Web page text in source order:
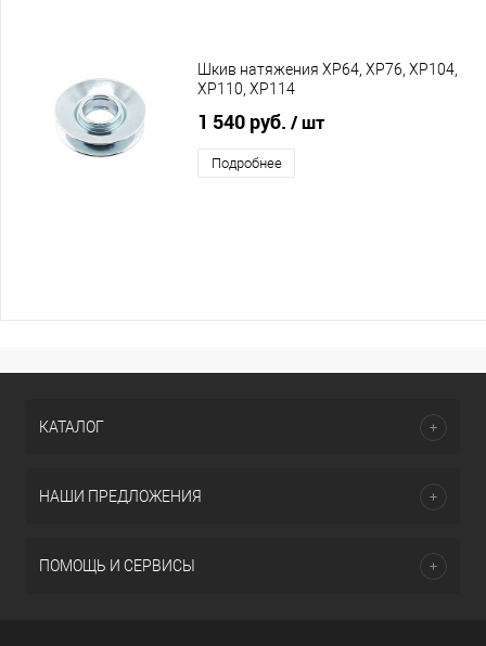
Шкив натяжения XP64, XP76, XP104,
XP110, XP114
1 540 руб. / шт
Подробнее
КАТАЛОГ
НАШИ ПРЕДЛОЖЕНИЯ
ПОМОЩЬ И СЕРВИСЫ